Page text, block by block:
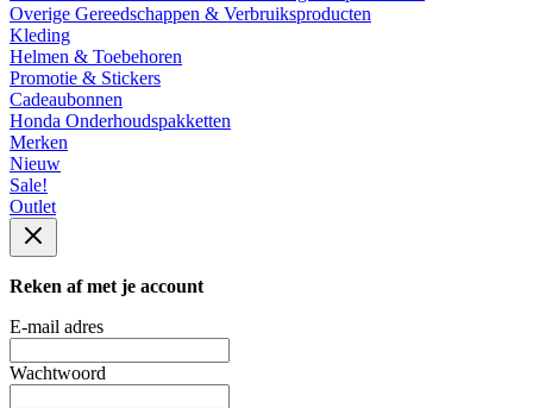
Overige Gereedschappen & Verbruiksproducten
Kleding
Helmen & Toebehoren
Promotie & Stickers
Cadeaubonnen
Honda Onderhoudspakketten
Merken
Nieuw
Sale!
Outlet
Reken af met je account
E-mail adres
Wachtwoord